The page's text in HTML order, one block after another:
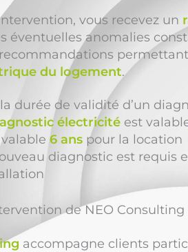
vous recevez un
éventuelles anomalies
permettant
du logement.
durée de validité d’un
électricité est
valable6 ans pour la location
diagnostic est requis
de NEO Consulting
accompagne clients